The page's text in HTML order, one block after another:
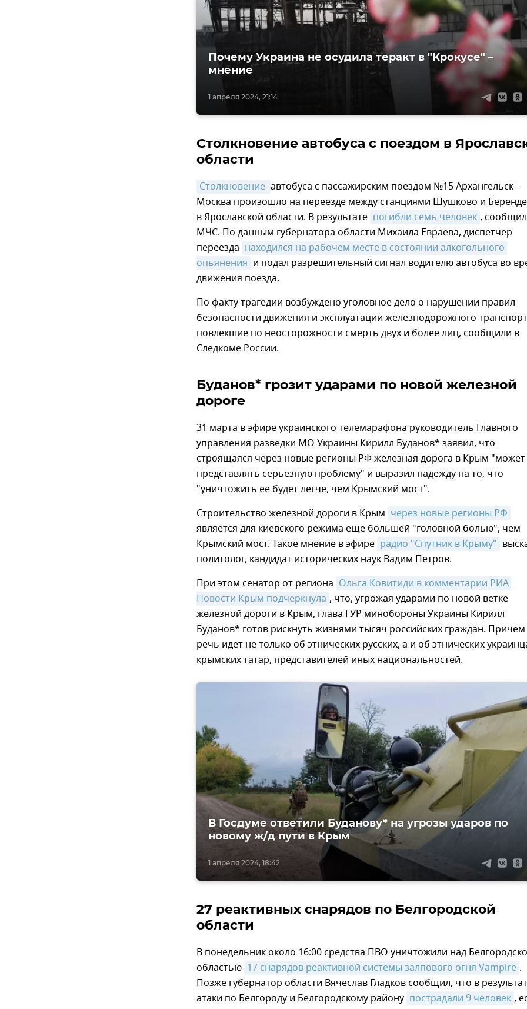
1 апреля 2024, 21:14
Почему Украина не осудила теракт в "Крокусе" –
мнение
Столкновение автобуса с поездом в
области
Столкновение автобуса с пассажирским поездом №15 Архангельск -
Москва произошло на переезде между станциями Шушково и
в Ярославской области. В результате погибли семь человек ,
МЧС. По данным губернатора области Михаила Евраева, диспетчер
переезда находился на рабочем месте в состоянии алкогольного
опьянения и подал разрешительный сигнал водителю автобуса во
движения поезда.
По факту трагедии возбуждено уголовное дело о нарушении правил
безопасности движения и эксплуатации железнодорожного
повлекшие по неосторожности смерть двух и более лиц, сообщили в
Следкоме России.
Буданов* грозит ударами по новой железной
дороге
31 марта в эфире украинского телемарафона руководитель Главного
управления разведки МО Украины Кирилл Буданов* заявил, что
строящаяся через новые регионы РФ железная дорога в Крым "может
представлять серьезную проблему" и выразил надежду на то, что
"уничтожить ее будет легче, чем Крымский мост".
Строительство железной дороги в Крым через новые регионы РФ
является для киевского режима еще большей "головной болью", чем
Крымский мост. Такое мнение в эфире радио "Спутник в Крыму"
политолог, кандидат исторических наук Вадим Петров.
При этом сенатор от региона Ольга Ковитиди в комментарии РИА
Новости Крым подчеркнула , что, угрожая ударами по новой ветке
железной дороги в Крым, глава ГУР минобороны Украины Кирилл
Буданов* готов рискнуть жизнями тысяч российских граждан. Причем
речь идет не только об этнических русских, а и об этнических
крымских татар, представителей иных национальностей.
1 апреля 2024, 18:42
В Госдуме ответили Буданову* на угрозы ударов по
новому ж/д пути в Крым
27 реактивных снарядов по Белгородской
области
В понедельник около 16:00 средства ПВО уничтожили над
областью 17 снарядов реактивной системы залпового огня Vampire .
Позже губернатор области Вячеслав Гладков сообщил, что в
атаки по Белгороду и Белгородскому району пострадали 9 человек ,